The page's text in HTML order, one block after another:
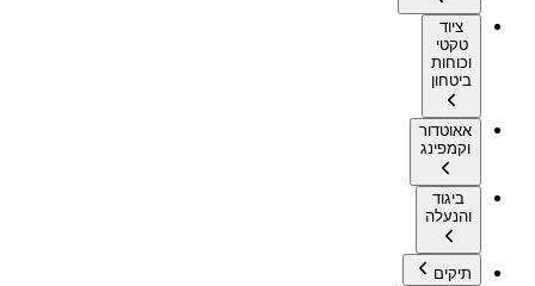
ציוד
טקטי
וכוחות
ביטחון
אאוטדור
וקמפינג
ביגוד
והנעלה
תיקים